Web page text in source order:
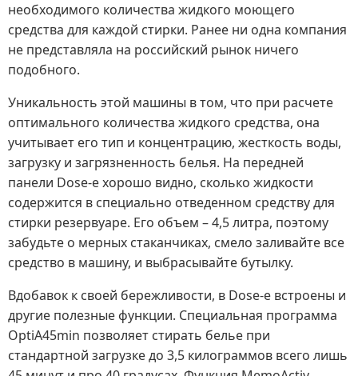
необходимого количества жидкого моющего
средства для каждой стирки. Ранее ни одна компания
не представляла на российский рынок ничего
подобного.
Уникальность этой машины в том, что при расчете
оптимального количества жидкого средства, она
учитывает его тип и концентрацию, жесткость воды,
загрузку и загрязненность белья. На передней
панели Dose-e хорошо видно, сколько жидкости
содержится в специально отведенном средству для
стирки резервуаре. Его объем – 4,5 литра, поэтому
забудьте о мерных стаканчиках, смело заливайте все
средство в машину, и выбрасывайте бутылку.
Вдобавок к своей бережливости, в Dose-e встроены и
другие полезные функции. Специальная программа
OptiA45min позволяет стирать белье при
стандартной загрузке до 3,5 килограммов всего лишь